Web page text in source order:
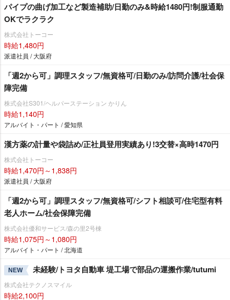
パイプの曲げ加工など製造補助/日勤のみ&時給1480円!制服通勤
OKでラクラク
株式会社トーコー
時給1,480円
派遣社員 / 大阪府
「週2から可」調理スタッフ/無資格可/日勤のみ/訪問介護/社会保
障完備
株式会社S301/ヘルパーステーション かりん
時給1,140円
アルバイト・パート / 愛知県
漢方薬の計量や袋詰め/正社員登用実績あり!3交替×高時1470円
株式会社トーコー
時給1,470円～1,838円
派遣社員 / 大阪府
「週2から可」調理スタッフ/無資格可/シフト相談可/住宅型有料
老人ホーム/社会保障完備
株式会社優和サービス/森の里2号棟
時給1,075円～1,080円
アルバイト・パート / 北海道
NEW 未経験/トヨタ自動車 堤工場で部品の運搬作業/tutumi
株式会社テクノスマイル
時給2,100円